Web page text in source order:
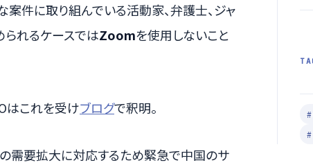
件に取り組んでいる活動家、弁護士、ジャ
られるケースではZoomを使用しないこと
はこれを受けブログで釈明。
需要拡大に対応するため緊急で中国のサ